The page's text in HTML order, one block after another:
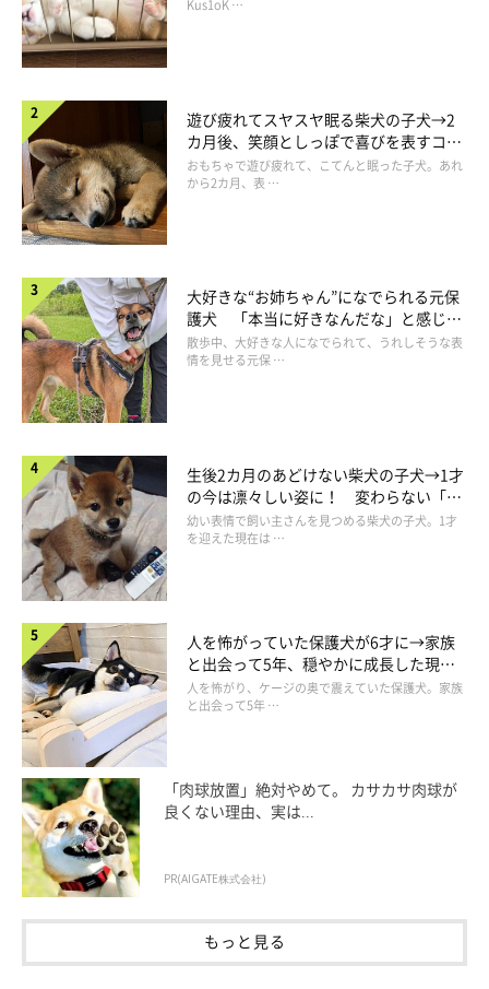
長！
Kus1oK …
遊び疲れてスヤスヤ眠る柴犬の子犬→2
カ月後、笑顔としっぽで喜びを表すコに
成長！
おもちゃで遊び疲れて、こてんと眠った子犬。あれ
から2カ月、表 …
大好きな“お姉ちゃん”になでられる元保
護犬 「本当に好きなんだな」と感じる
表情にほっこり
散歩中、大好きな人になでられて、うれしそうな表
情を見せる元保 …
生後2カ月のあどけない柴犬の子犬→1才
の今は凛々しい姿に！ 変わらない「く
りくりおめめ」にもほっこり
幼い表情で飼い主さんを見つめる柴犬の子犬。1才
を迎えた現在は …
人を怖がっていた保護犬が6才に→家族
と出会って5年、穏やかに成長した現在
の姿にグッとくる
人を怖がり、ケージの奥で震えていた保護犬。家族
と出会って5年 …
「肉球放置」絶対やめて。 カサカサ肉球が
良くない理由、実は...
PR(AIGATE株式会社)
もっと見る